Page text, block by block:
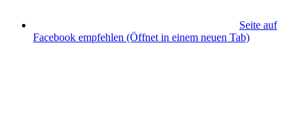
Seite auf
Facebook empfehlen (Öffnet in einem neuen Tab)